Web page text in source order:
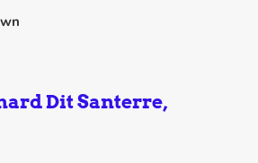
Dit Santerre,